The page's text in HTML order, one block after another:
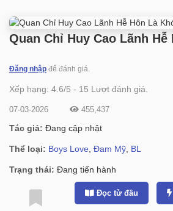
Quan Chỉ Huy Cao Lãnh Hễ
Đăng nhập để đánh giá.
Xếp hạng: 4.6/5 - 15 Lượt đánh giá.
07-03-2026 455,437
Tác giả: Đang cập nhật
Thể loại: Boys Love Đam Mỹ BL
Trạng thái: Đang tiến hành
Đọc từ đầu